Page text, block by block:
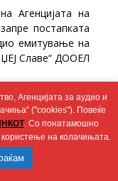
Агенцијата на
постапката
емитување на
Славе“ ДООЕЛ
медиумски услуги
Агенцијата за аудио и
("cookies"). Повеќе
. Со понатамошно
на колачињата.